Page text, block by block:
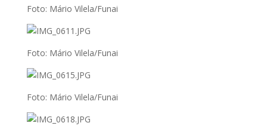
Foto: Mário Vilela/Funai
Foto: Mário Vilela/Funai
Foto: Mário Vilela/Funai